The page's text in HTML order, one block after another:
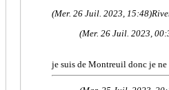
(Mer. 26 Juil. 2023, 15:48)
(Mer. 26 Juil. 2023,
je suis de Montreuil donc je ne